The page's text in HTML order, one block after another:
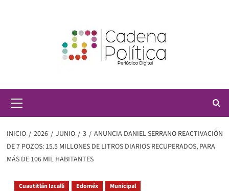
principal
INICIO 2026 JUNIO 3
ANUNCIA DANIEL SERRANO REACTIVACIÓN
DE 7 POZOS: 15.5 MILLONES DE LITROS DIARIOS RECUPERADOS, PARA
MÁS DE 106 MIL HABITANTES
Cuautitlán Izcalli Edoméx Municipal